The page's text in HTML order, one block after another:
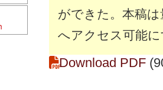
ができた。本稿
へアクセス可能
Download PDF